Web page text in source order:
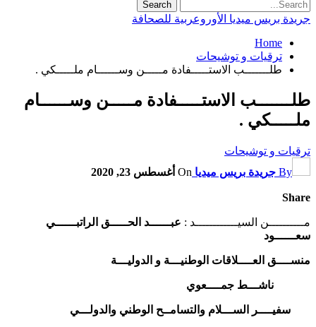
جريدة بريس ميديا الأوروعربية للصحافة
Home
ترقيات و توشيحات
طلـــــــب الاستـــــفادة مـــــن وســــــام ملـــــكي .
طلـــــــب الاستـــــفادة مـــــن وســــــام
ملـــــكي .
ترقيات و توشيحات
By جريدة بريس ميديا On أغسطس 23, 2020
Share
مــــــــــن السيــــــــــــد : عبــــــد الحـــــق الراتبــــــي
سعــــــود
منســــق العــــلاقات الوطنيـــة و الدوليـــة
ناشـــط جمــــعوي
سفيــــر الســـلام والتسامــح الوطني والدولـــي